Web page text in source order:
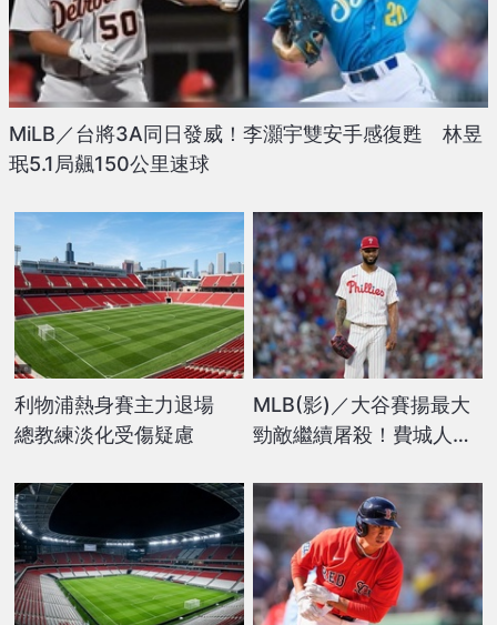
MiLB／台將3A同日發威！李灝宇雙安手感復甦 林昱
珉5.1局飆150公里速球
利物浦熱身賽主力退場
總教練淡化受傷疑慮
MLB(影)／大谷賽揚最大
勁敵繼續屠殺！費城人王